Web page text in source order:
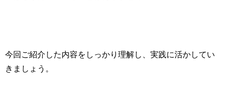
今回ご紹介した内容をしっかり理解し、実践に活かしてい
きましょう。